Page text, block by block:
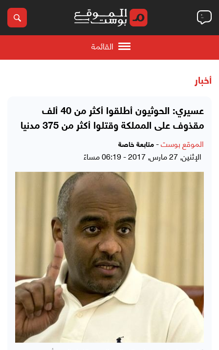
القائمة
أخبار
عسيري: الحوثيون أطلقوا أكثر من 40 ألف
مقذوف على المملكة وقتلوا أكثر من 375 مدنيا
الموقع بوست- متابعة خاصة
الإثنين, 27 مارس, 2017 - 06:19 مساءً